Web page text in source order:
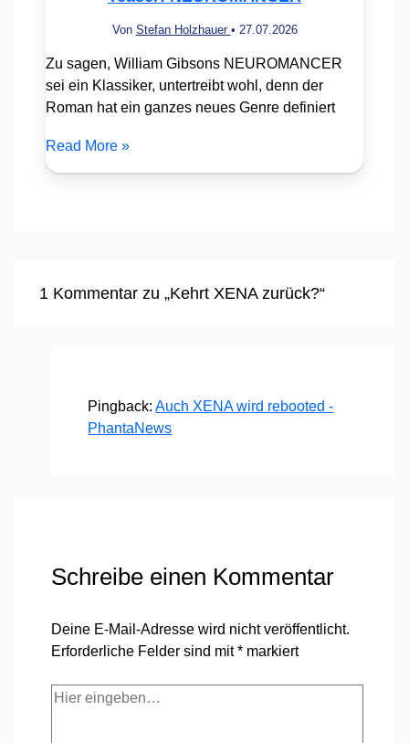
Von Stefan Holzhauer • 27.07.2026
Zu sagen, William Gibsons NEUROMANCER
sei ein Klassiker, untertreibt wohl, denn der
Roman hat ein ganzes neues Genre definiert
Read More »
1 Kommentar zu „Kehrt XENA zurück?“
Pingback:Auch XENA wird rebooted -
PhantaNews
Schreibe einen Kommentar
Deine E-Mail-Adresse wird nicht veröffentlicht.
Erforderliche Felder sind mit* markiert
Hier